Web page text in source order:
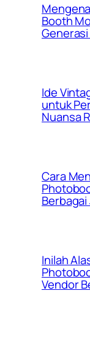
Booth
Ide
untuk
Nuansa
Cara
Inilah
Vendor